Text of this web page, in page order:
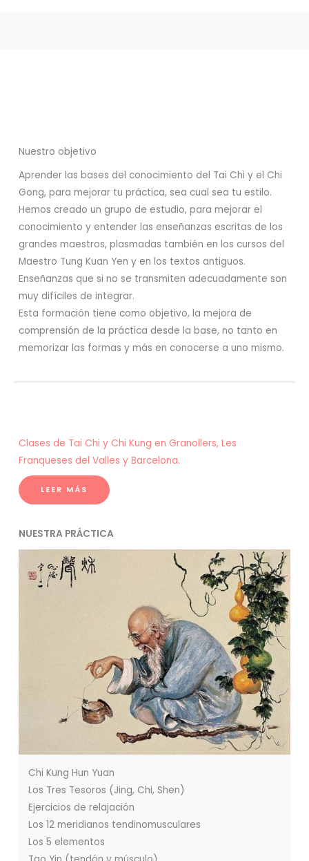
Nuestro objetivo
Aprender las bases del conocimiento del Tai Chi y el Chi
Gong, para mejorar tu práctica, sea cual sea tu estilo.
Hemos creado un grupo de estudio, para mejorar el
conocimiento y entender las enseñanzas escritas de los
grandes maestros, plasmadas también en los cursos del
Maestro Tung Kuan Yen y en los textos antiguos.
Enseñanzas que si no se transmiten adecuadamente son
muy difíciles de integrar.
Esta formación tiene como objetivo, la mejora de
comprensión de la práctica desde la base, no tanto en
memorizar las formas y más en conocerse a uno mismo.
Clases de Tai Chi y Chi Kung en Granollers, Les
Franqueses del Valles y Barcelona.
LEER MÁS
NUESTRA PRÁCTICA
Chi Kung Hun Yuan
Los Tres Tesoros (Jing, Chi, Shen)
Ejercicios de relajación
Los 12 meridianos tendinomusculares
Los 5 elementos